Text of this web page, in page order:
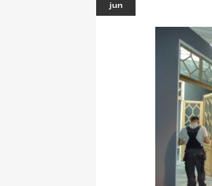
jun